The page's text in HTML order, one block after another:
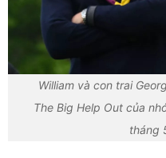
William và con trai
The Big Help Out của
tháng